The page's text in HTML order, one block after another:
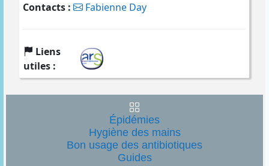
Contacts : Fabienne Day
Liens
utiles :
Épidémies
Hygiène des mains
Bon usage des antibiotiques
Guides